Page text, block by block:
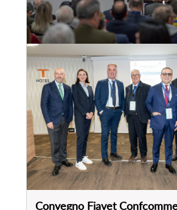
Convegno Fiavet
Calabria, “il turismo che non
radici, identità e
un nuovo modello di
28mar, 2025
VEDI EVENTO